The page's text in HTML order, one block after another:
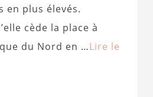
en plus élevés.
cède la place à
du Nord en …Lire le